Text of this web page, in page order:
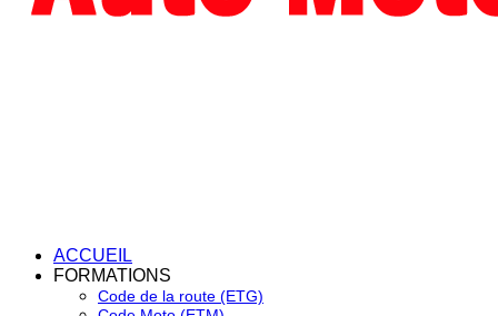
ACCUEIL
FORMATIONS
Code de la route (ETG)